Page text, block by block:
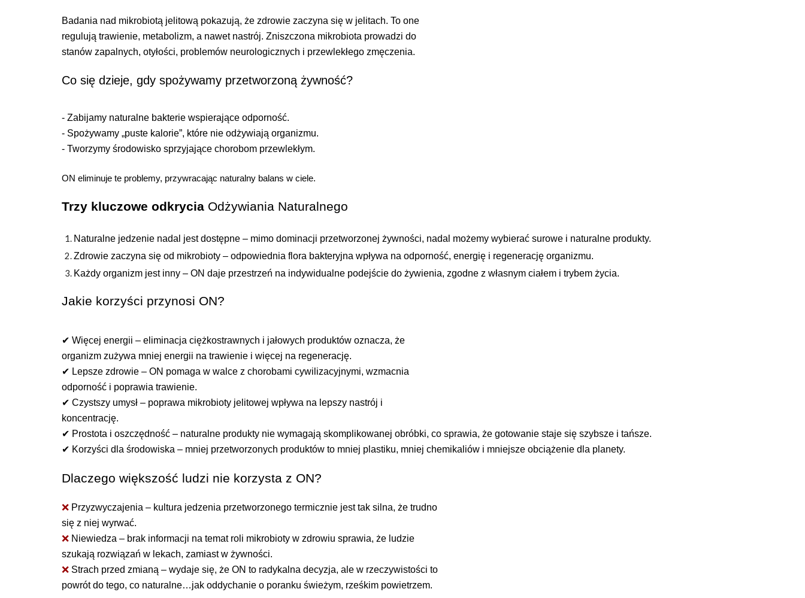
Badania nad mikrobiotą jelitową pokazują, że zdrowie zaczyna się w jelitach. To one
regulują trawienie, metabolizm, a nawet nastrój. Zniszczona mikrobiota prowadzi do
stanów zapalnych, otyłości, problemów neurologicznych i przewlekłego zmęczenia.
Co się dzieje, gdy spożywamy przetworzoną żywność?
- Zabijamy naturalne bakterie wspierające odporność.
- Spożywamy „puste kalorie”, które nie odżywiają organizmu.
- Tworzymy środowisko sprzyjające chorobom przewlekłym.
ON eliminuje te problemy, przywracając naturalny balans w ciele.
Trzy kluczowe odkryciaOdżywiania Naturalnego
Naturalne jedzenie nadal jest dostępne – mimo dominacji przetworzonej żywności, nadal możemy wybierać surowe i naturalne produkty.
Zdrowie zaczyna się od mikrobioty – odpowiednia flora bakteryjna wpływa na odporność, energię i regenerację organizmu.
Każdy organizm jest inny – ON daje przestrzeń na indywidualne podejście do żywienia, zgodne z własnym ciałem i trybem życia.
Jakie korzyści przynosi ON?
✔ Więcej energii – eliminacja ciężkostrawnych i jałowych produktów oznacza, że
organizm zużywa mniej energii na trawienie i więcej na regenerację.
✔ Lepsze zdrowie – ON pomaga w walce z chorobami cywilizacyjnymi, wzmacnia
odporność i poprawia trawienie.
✔ Czystszy umysł – poprawa mikrobioty jelitowej wpływa na lepszy nastrój i
koncentrację.
✔ Prostota i oszczędność – naturalne produkty nie wymagają skomplikowanej obróbki, co sprawia, że gotowanie staje się szybsze i tańsze.
✔ Korzyści dla środowiska – mniej przetworzonych produktów to mniej plastiku, mniej chemikaliów i mniejsze obciążenie dla planety.
Dlaczego większość ludzi nie korzysta z ON?
❌ Przyzwyczajenia – kultura jedzenia przetworzonego termicznie jest tak silna, że trudno
się z niej wyrwać.
❌ Niewiedza – brak informacji na temat roli mikrobioty w zdrowiu sprawia, że ludzie
szukają rozwiązań w lekach, zamiast w żywności.
❌ Strach przed zmianą – wydaje się, że ON to radykalna decyzja, ale w rzeczywistości to
powrót do tego, co naturalne…jak oddychanie o poranku świeżym, rześkim powietrzem.